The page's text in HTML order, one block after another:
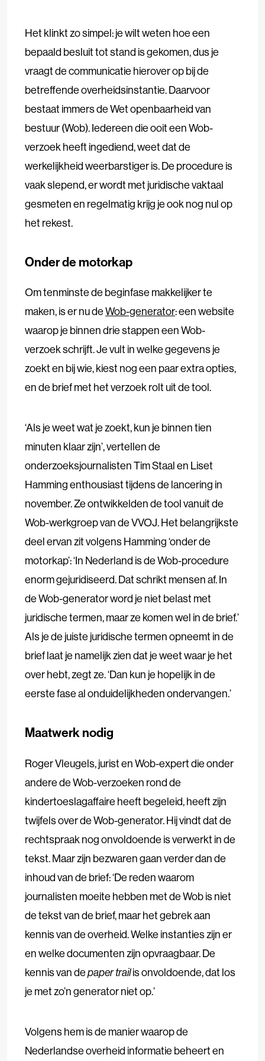
Het klinkt zo simpel: je wilt weten hoe een
bepaald besluit tot stand is gekomen, dus je
vraagt de communicatie hierover op bij de
betreffende overheidsinstantie. Daarvoor
bestaat immers de Wet openbaarheid van
bestuur (Wob). Iedereen die ooit een Wob-
verzoek heeft ingediend, weet dat de
werkelijkheid weerbarstiger is. De procedure is
vaak slepend, er wordt met juridische vaktaal
gesmeten en regelmatig krijg je ook nog nul op
het rekest.
Onder de motorkap
Om tenminste de beginfase makkelijker te
maken, is er nu deWob-generator: een website
waarop je binnen drie stappen een Wob-
verzoek schrijft. Je vult in welke gegevens je
zoekt en bij wie, kiest nog een paar extra opties,
en de brief met het verzoek rolt uit de tool.
‘Als je weet wat je zoekt, kun je binnen tien
minuten klaar zijn’, vertellen de
onderzoeksjournalisten Tim Staal en Liset
Hamming enthousiast tijdens de lancering in
november. Ze ontwikkelden de tool vanuit de
Wob-werkgroep van de VVOJ. Het belangrijkste
deel ervan zit volgens Hamming ‘onder de
motorkap’: ‘In Nederland is de Wob-procedure
enorm gejuridiseerd. Dat schrikt mensen af. In
de Wob-generator word je niet belast met
juridische termen, maar ze komen wel in de brief.’
Als je de juiste juridische termen opneemt in de
brief laat je namelijk zien dat je weet waar je het
over hebt, zegt ze. ‘Dan kun je hopelijk in de
eerste fase al onduidelijkheden ondervangen.’
Maatwerk nodig
Roger Vleugels, jurist en Wob-expert die onder
andere de Wob-verzoeken rond de
kindertoeslagaffaire heeft begeleid, heeft zijn
twijfels over de Wob-generator. Hij vindt dat de
rechtspraak nog onvoldoende is verwerkt in de
tekst. Maar zijn bezwaren gaan verder dan de
inhoud van de brief: ‘De reden waarom
journalisten moeite hebben met de Wob is niet
de tekst van de brief, maar het gebrek aan
kennis van de overheid. Welke instanties zijn er
en welke documenten zijn opvraagbaar. De
kennis van depaper trailis onvoldoende, dat los
je met zo’n generator niet op.’
Volgens hem is de manier waarop de
Nederlandse overheid informatie beheert en